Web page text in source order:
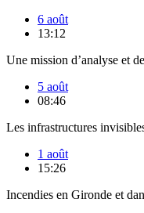
6 août
13:12
Une mission d’analyse et
5 août
08:46
Les infrastructures
1 août
15:26
Incendies en Gironde et